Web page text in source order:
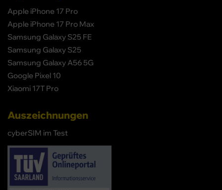
Apple iPhone 17 Pro
Apple iPhone 17 Pro Max
Samsung Galaxy S25 FE
Samsung Galaxy S25
Samsung Galaxy A56 5G
Google Pixel 10
Xiaomi 17T Pro
Auszeichnungen
cyberSIM im Test